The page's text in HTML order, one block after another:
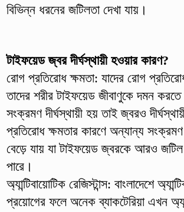
বিভিন্ন ধরনের জটিলতা দেখা যায়।
টাইফয়েড জ্বর দীর্ঘস্থায়ী হওয়ার কারণ?
রোগ প্রতিরোধ ক্ষমতা: যাদের রোগ
তাদের শরীর টাইফয়েড জীবাণুকে দমন
সংক্রমণ দীর্ঘস্থায়ী হয় তাই জ্বরও
প্রতিরোধ ক্ষমতার কারণে অন্যান্য
বেড়ে যায় যা টাইফয়েড জ্বরকে আরও
পারে।
অ্যান্টিবায়োটিক রেজিস্টান্স: বাংলাদেশে
প্রয়োগের ফলে অনেক ব্যাকটেরিয়া এখন